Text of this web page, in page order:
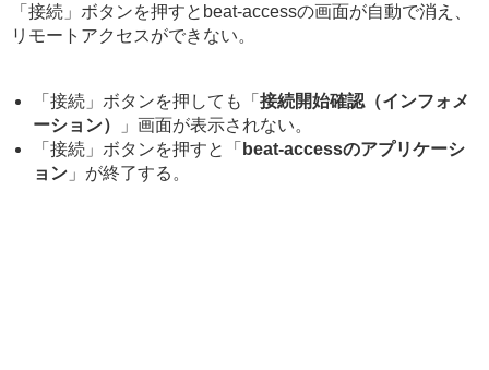
「接続」ボタンを押すとbeat-accessの画面が自動で消え、
リモートアクセスができない。
「接続」ボタンを押しても「 接続開始確認（インフォメ
ーション）
」画面が表示されない。
「接続」ボタンを押すと「 beat-accessのアプリケーシ
ョン 」が終了する。